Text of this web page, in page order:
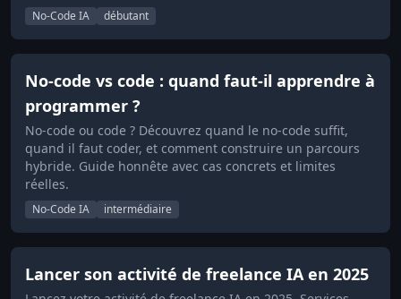
No-Code IA débutant
No-code vs code : quand faut-il apprendre à
programmer ?
No-code ou code ? Découvrez quand le no-code suffit,
quand il faut coder, et comment construire un parcours
hybride. Guide honnête avec cas concrets et limites
réelles.
No-Code IA intermédiaire
Lancer son activité de freelance IA en 2025